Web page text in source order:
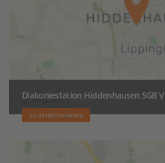
Diakoniestation Hiddenhausen SGB V
32120 HIDDENHAUSEN